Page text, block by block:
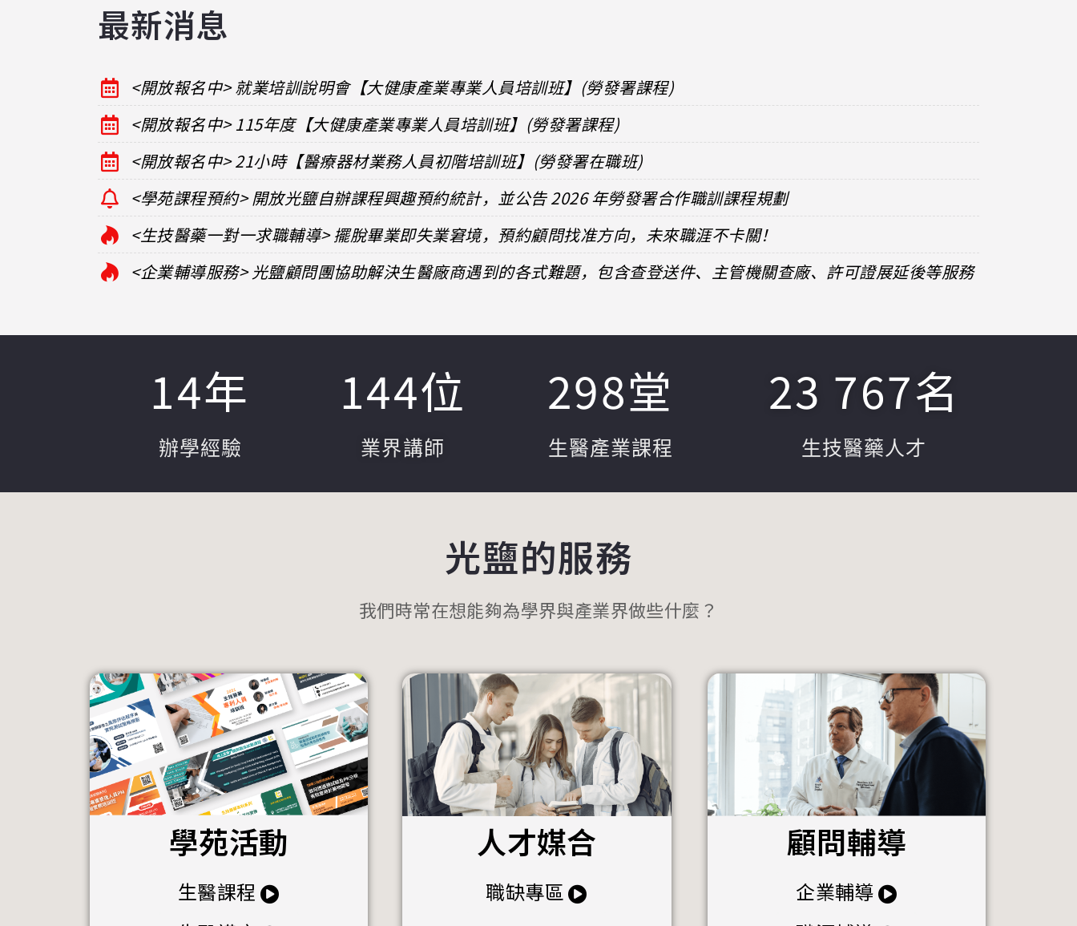
最新消息
<開放報名中> 就業培訓說明會【大健康產業專業人員培訓班】(勞發署課程)
<開放報名中> 115年度【大健康產業專業人員培訓班】(勞發署課程)
<開放報名中> 21小時【醫療器材業務人員初階培訓班】(勞發署在職班)
<學苑課程預約> 開放光鹽自辦課程興趣預約統計，並公告 2026 年勞發署合作職訓課程規劃
<生技醫藥一對一求職輔導> 擺脫畢業即失業窘境，預約顧問找准方向，未來職涯不卡關！
<企業輔導服務> 光鹽顧問團協助解決生醫廠商遇到的各式難題，包含查登送件、主管機關查廠、許可證展延後等服務
辦學經驗
14年
業界講師
144位
生醫產業課程
298堂
生技醫藥人才
23 767名
光鹽的服務
我們時常在想能夠為學界與產業界做些什麼？
學苑活動
生醫課程
人才媒合
職缺專區
顧問輔導
企業輔導